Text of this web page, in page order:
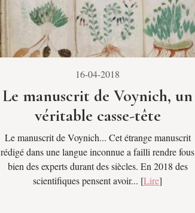
16-04-2018
Le manuscrit de Voynich, un
véritable casse-tête
Le manuscrit de Voynich... Cet étrange manuscrit
rédigé dans une langue inconnue a failli rendre fous
bien des experts durant des siècles. En 2018 des
scientifiques pensent avoir... [Lire]